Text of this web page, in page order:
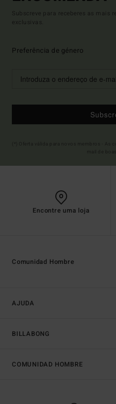
Subscreve para receberes as mais
exclusivas.
Preferência de género
Encontre uma loja
AJUDA
BILLABONG
Comunidad Hombre
COMUNIDAD HOMBRE